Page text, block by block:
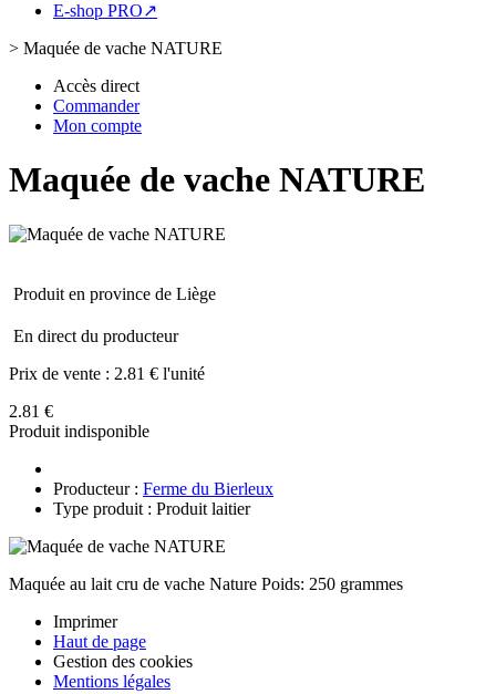
E-shop PRO↗
> Maquée de vache NATURE
Accès direct
Commander
Mon compte
Maquée de vache NATURE
Produit en province de Liège
En direct du producteur
Prix de vente : 2.81 € l'unité
2.81 €
Produit indisponible
Producteur : Ferme du Bierleux
Type produit : Produit laitier
Maquée au lait cru de vache Nature Poids: 250 grammes
Imprimer
Haut de page
Gestion des cookies
Mentions légales